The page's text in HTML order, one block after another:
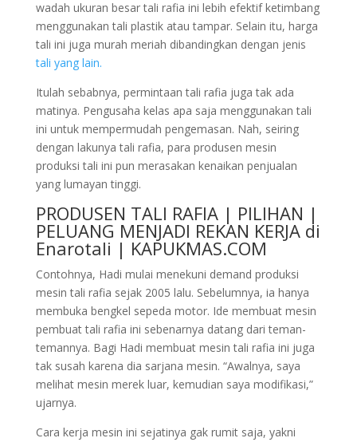
wadah ukuran besar tali rafia ini lebih efektif ketimbang
menggunakan tali plastik atau tampar. Selain itu, harga
tali ini juga murah meriah dibandingkan dengan jenis
tali yang lain.
Itulah sebabnya, permintaan tali rafia juga tak ada
matinya. Pengusaha kelas apa saja menggunakan tali
ini untuk mempermudah pengemasan. Nah, seiring
dengan lakunya tali rafia, para produsen mesin
produksi tali ini pun merasakan kenaikan penjualan
yang lumayan tinggi.
PRODUSEN TALI RAFIA | PILIHAN |
PELUANG MENJADI REKAN KERJA di
Enarotali | KAPUKMAS.COM
Contohnya, Hadi mulai menekuni demand produksi
mesin tali rafia sejak 2005 lalu. Sebelumnya, ia hanya
membuka bengkel sepeda motor. Ide membuat mesin
pembuat tali rafia ini sebenarnya datang dari teman-
temannya. Bagi Hadi membuat mesin tali rafia ini juga
tak susah karena dia sarjana mesin. “Awalnya, saya
melihat mesin merek luar, kemudian saya modifikasi,”
ujarnya.
Cara kerja mesin ini sejatinya gak rumit saja, yakni